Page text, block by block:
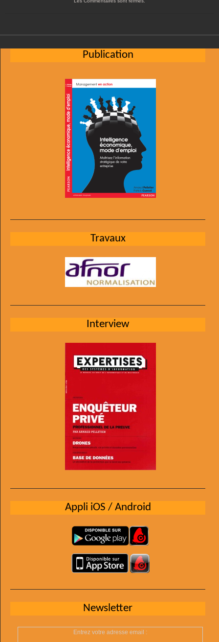
Publication
Travaux
Interview
Appli iOS / Android
Newsletter
Entrez votre adresse email :